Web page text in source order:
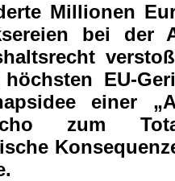
Millionen
bei der
höchsten EU-
einer
zum